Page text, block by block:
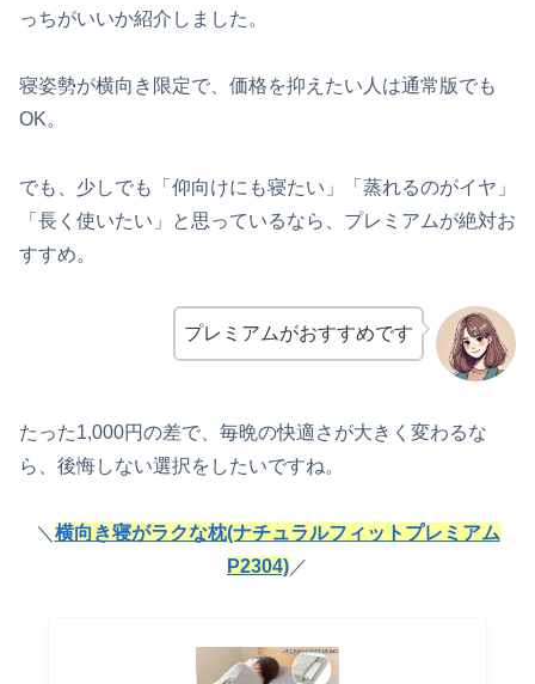
っちがいいか紹介しました。
寝姿勢が横向き限定で、価格を抑えたい人は通常版でも
OK。
でも、少しでも「仰向けにも寝たい」「蒸れるのがイヤ」
「長く使いたい」と思っているなら、プレミアムが絶対お
すすめ。
プレミアムがおすすめです
たった1,000円の差で、毎晩の快適さが大きく変わるな
ら、後悔しない選択をしたいですね。
＼ 横向き寝がラクな枕(ナチュラルフィットプレミアム
P2304) ／